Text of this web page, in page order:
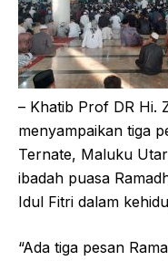
– Khatib Prof DR Hi.
menyampaikan tiga
Ternate, Maluku
ibadah puasa
Idul Fitri dalam
“Ada tiga pesan